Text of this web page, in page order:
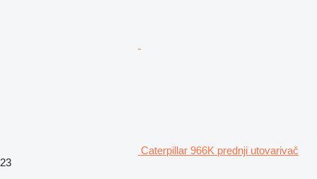
Caterpillar 966K prednji utovarivač
23